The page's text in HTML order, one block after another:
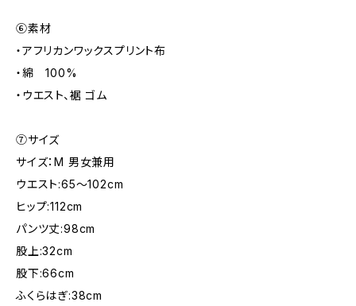
⑥素材
・アフリカンワックスプリント布
・綿 100%
・ウエスト、裾 ゴム
⑦サイズ
サイズ：M 男女兼用
ウエスト:65～102cm
ヒップ:112cm
パンツ丈:98cm
股上:32cm
股下:66cm
ふくらはぎ:38cm